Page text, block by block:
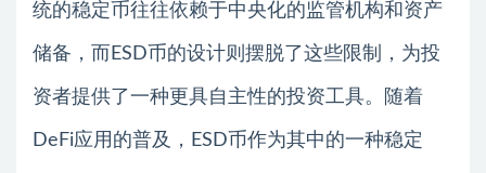
统的稳定币往往依赖于中央化的监管机构和资产
储备，而ESD币的设计则摆脱了这些限制，为投
资者提供了一种更具自主性的投资工具。随着
DeFi应用的普及，ESD币作为其中的一种稳定